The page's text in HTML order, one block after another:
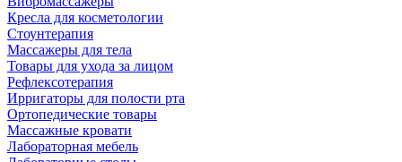
Кресла для косметологии
Стоунтерапия
Массажеры для тела
Товары для ухода за лицом
Рефлексотерапия
Ирригаторы для полости рта
Ортопедические товары
Массажные кровати
Лабораторная мебель